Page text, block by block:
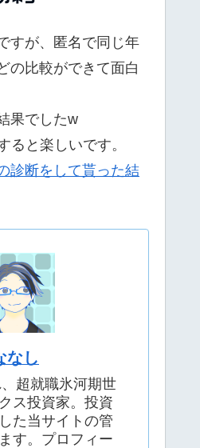
すが、匿名で同じ年
の比較ができて面白
果でしたw
ると楽しいです。
診断をして貰った結
なし
超就職氷河期世
ス投資家。投資
た当サイトの管
す。プロフィー